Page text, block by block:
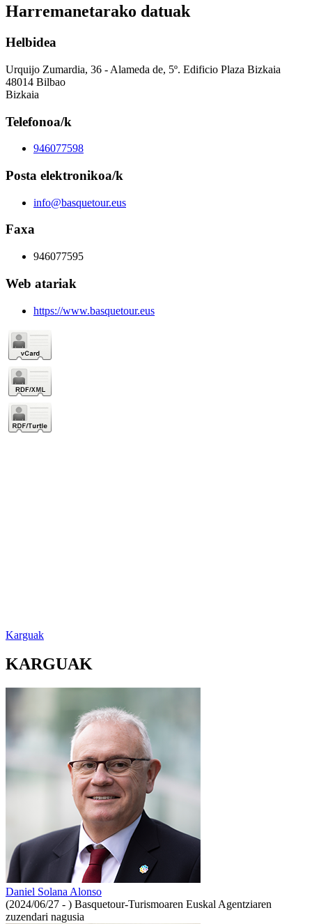
Harremanetarako datuak
Helbidea
Urquijo Zumardia, 36 - Alameda de, 5º. Edificio Plaza Bizkaia
48014 Bilbao
Bizkaia
Telefonoa/k
946077598
Posta elektronikoa/k
info@basquetour.eus
Faxa
946077595
Web atariak
https://www.basquetour.eus
Karguak
KARGUAK
Daniel Solana Alonso
(2024/06/27 - ) Basquetour-Turismoaren Euskal Agentziaren
zuzendari nagusia